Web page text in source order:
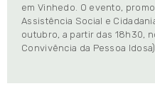
em Vinhedo. O evento,
Assistência Social e
outubro, a partir das 18h30,
Convivência da Pessoa Idosa).